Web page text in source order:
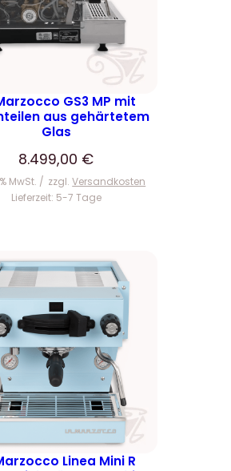
GS3 MP mit
aus gehärtetem
Glas
8.499,00 €
MwSt. zzgl.Versandkosten
Lieferzeit: 5-7 Tage
Linea Mini R